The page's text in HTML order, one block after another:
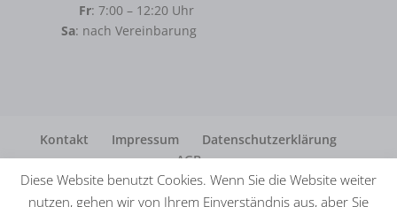
Fr: 7:00 – 12:20 Uhr
Sa: nach Vereinbarung
Kontakt Impressum
Datenschutzerklärung
AGB
Diese Website benutzt Cookies. Wenn Sie die Website weiter
nutzen, gehen wir von Ihrem Einverständnis aus, aber Sie